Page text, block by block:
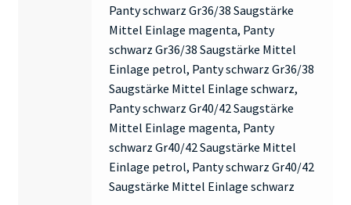
Panty schwarz Gr36/38 Saugstärke
Mittel Einlage magenta, Panty
schwarz Gr36/38 Saugstärke Mittel
Einlage petrol, Panty schwarz Gr36/38
Saugstärke Mittel Einlage schwarz,
Panty schwarz Gr40/42 Saugstärke
Mittel Einlage magenta, Panty
schwarz Gr40/42 Saugstärke Mittel
Einlage petrol, Panty schwarz Gr40/42
Saugstärke Mittel Einlage schwarz